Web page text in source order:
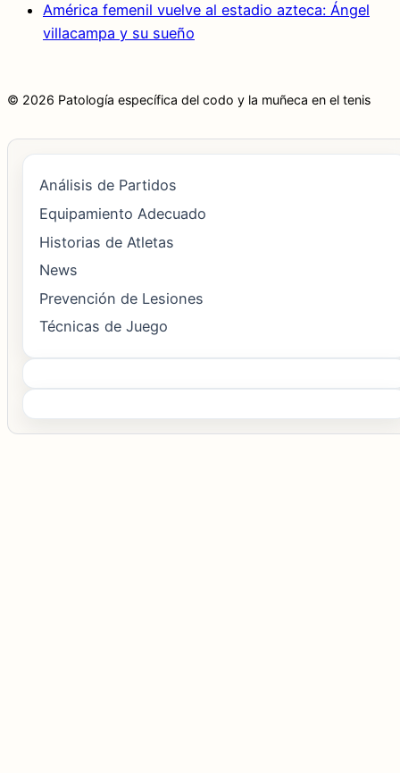
América femenil vuelve al estadio azteca: Ángel
villacampa y su sueño
© 2026 Patología específica del codo y la muñeca en el tenis
Análisis de Partidos
Equipamiento Adecuado
Historias de Atletas
News
Prevención de Lesiones
Técnicas de Juego